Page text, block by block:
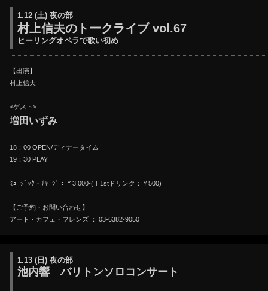
1.12 (土) 夜の部
村上信夫のトークライブ vol.67
ヒーリングオペラで歌い初め
【出演】
村上信夫
<ゲスト>
増田いずみ
18：00 OPEN/ディナータイム
19：30 PLAY
ﾐｭｰｼﾞｯｸ・ﾁｬｰｼﾞ：￥3.000-(＋1stドリンク：￥500)
【ご予約・お問い合わせ】
アート・カフェ・フレンズ ： 03-6382-9050
1.13 (日) 夜の部
池内響 バリトンソロコンサート